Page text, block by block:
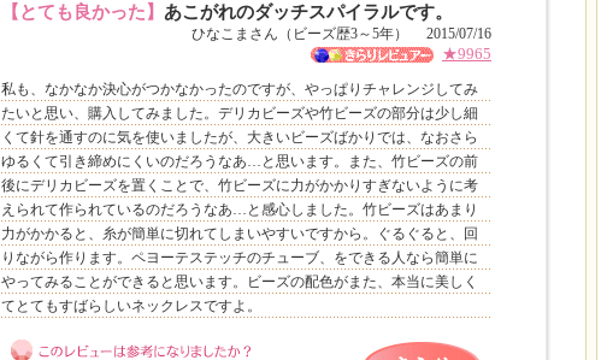
【とても良かった】 あこがれのダッチスパイラルです。
ひなこまさん（ビーズ歴3～5年） 2015/07/16
★9965
私も、なかなか決心がつかなかったのですが、やっぱりチャレンジしてみ
たいと思い、購入してみました。デリカビーズや竹ビーズの部分は少し細
くて針を通すのに気を使いましたが、大きいビーズばかりでは、なおさら
ゆるくて引き締めにくいのだろうなあ…と思います。また、竹ビーズの前
後にデリカビーズを置くことで、竹ビーズに力がかかりすぎないように考
えられて作られているのだろうなあ…と感心しました。竹ビーズはあまり
力がかかると、糸が簡単に切れてしまいやすいですから。ぐるぐると、回
りながら作ります。ペヨーテステッチのチューブ、をできる人なら簡単に
やってみることができると思います。ビーズの配色がまた、本当に美しく
てとてもすばらしいネックレスですよ。